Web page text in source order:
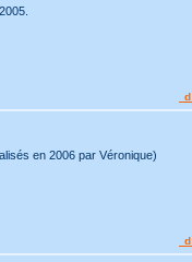
en 2006 par Véronique)